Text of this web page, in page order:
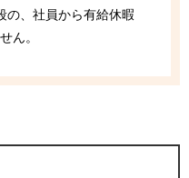
の、社員から有給休暇
ん。